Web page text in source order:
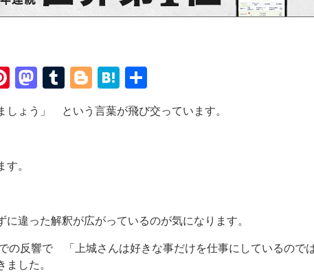
Pinterest
Mastodon
Tumblr
Blogger
Hatena
有
ょう」 という言葉が飛び交っています。
。
違った解釈が広がっているのが気になります。
反響で 「上城さんは好きな事だけを仕事にしているので
した。